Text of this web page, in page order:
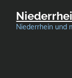
Niederrhein und